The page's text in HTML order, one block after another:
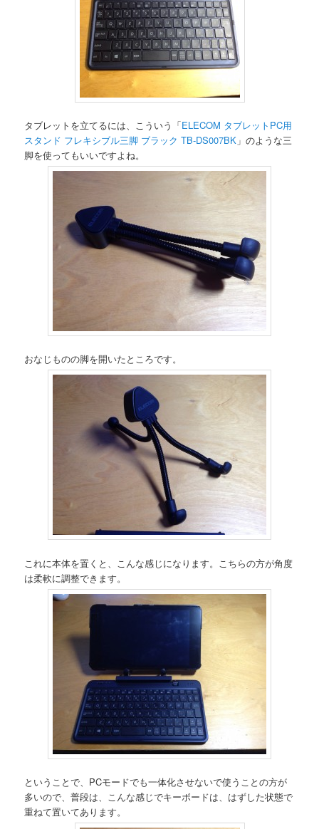
タブレットを立てるには、こういう「ELECOM タブレットPC用
スタンド フレキシブル三脚 ブラック TB-DS007BK 」のような三
脚を使ってもいいですよね。
おなじものの脚を開いたところです。
これに本体を置くと、こんな感じになります。こちらの方が角度
は柔軟に調整できます。
ということで、PCモードでも一体化させないで使うことの方が
多いので、普段は、こんな感じでキーボードは、はずした状態で
重ねて置いてあります。